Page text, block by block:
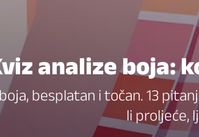
analize boja:
besplatan i točan. 13
li proljeće,